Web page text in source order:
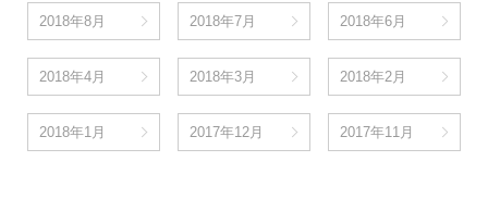
2018年8月 2018年7月 2018年6月
2018年4月 2018年3月 2018年2月
2018年1月 2017年12月 2017年11月